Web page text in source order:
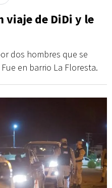
viaje de DiDi y le
dos hombres que se
en barrio La Floresta.